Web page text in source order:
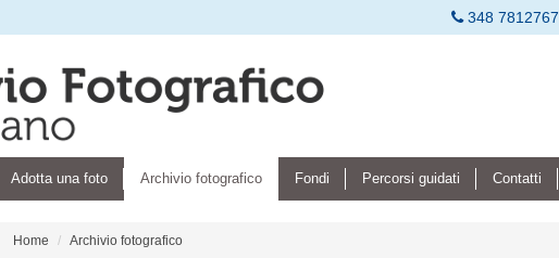
348 7812767
Adotta una foto Archivio fotografico Fondi Percorsi guidati Contatti
Home Archivio fotografico